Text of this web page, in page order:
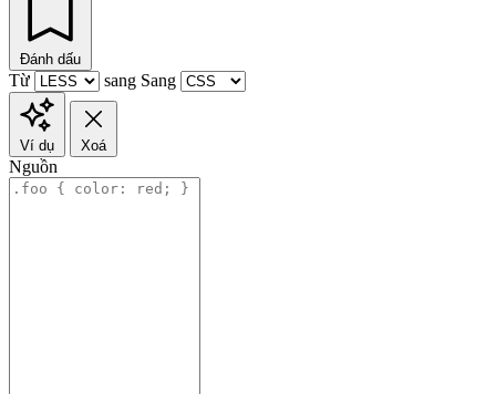
Đánh dấu
Từ sang Sang
Ví dụ Xoá
Nguồn